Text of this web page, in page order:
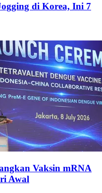
di Korea, Ini 7
Vaksin mRNA
Awal